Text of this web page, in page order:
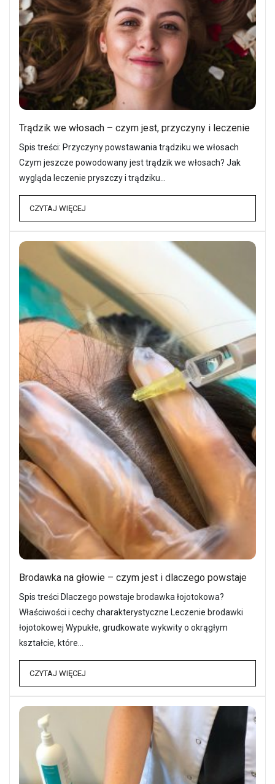
Trądzik we włosach – czym jest, przyczyny i leczenie
Spis treści: Przyczyny powstawania trądziku we włosach
Czym jeszcze powodowany jest trądzik we włosach? Jak
wygląda leczenie pryszczy i trądziku…
CZYTAJ WIĘCEJ
Brodawka na głowie – czym jest i dlaczego powstaje
Spis treści Dlaczego powstaje brodawka łojotokowa?
Właściwości i cechy charakterystyczne Leczenie brodawki
łojotokowej Wypukłe, grudkowate wykwity o okrągłym
kształcie, które…
CZYTAJ WIĘCEJ